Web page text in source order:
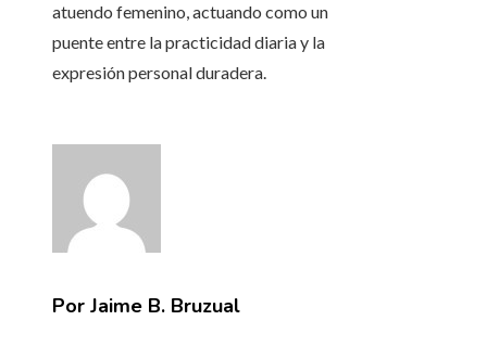
atuendo femenino, actuando como un
puente entre la practicidad diaria y la
expresión personal duradera.
Por Jaime B. Bruzual